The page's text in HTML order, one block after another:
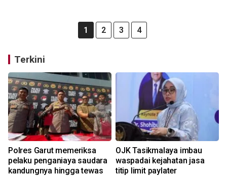
1 2 3 4
Terkini
Polres Garut memeriksa
pelaku penganiaya saudara
kandungnya hingga tewas
OJK Tasikmalaya imbau
waspadai kejahatan jasa
titip limit paylater